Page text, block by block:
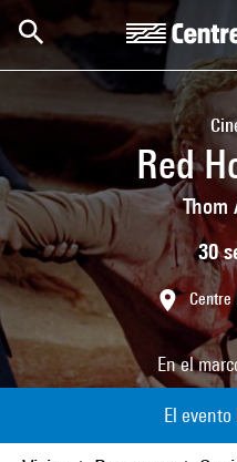
Skip to main content
Centre Pompidou
Red
Thom
30
Centre
En el
El